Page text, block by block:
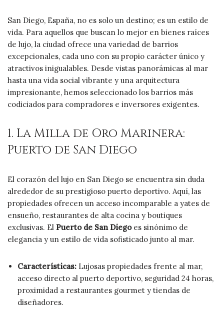
San Diego, España, no es solo un destino; es un estilo de
vida. Para aquellos que buscan lo mejor en bienes raíces
de lujo, la ciudad ofrece una variedad de barrios
excepcionales, cada uno con su propio carácter único y
atractivos inigualables. Desde vistas panorámicas al mar
hasta una vida social vibrante y una arquitectura
impresionante, hemos seleccionado los barrios más
codiciados para compradores e inversores exigentes.
1. La Milla de Oro Marinera:
Puerto de San Diego
El corazón del lujo en San Diego se encuentra sin duda
alrededor de su prestigioso puerto deportivo. Aquí, las
propiedades ofrecen un acceso incomparable a yates de
ensueño, restaurantes de alta cocina y boutiques
exclusivas. El Puerto de San Diegoes sinónimo de
elegancia y un estilo de vida sofisticado junto al mar.
Características: Lujosas propiedades frente al mar,
acceso directo al puerto deportivo, seguridad 24 horas,
proximidad a restaurantes gourmet y tiendas de
diseñadores.